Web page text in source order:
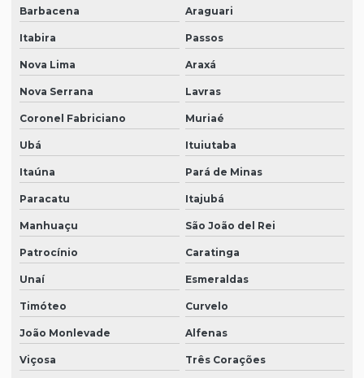
Barbacena Araguari
Itabira Passos
Nova Lima Araxá
Nova Serrana Lavras
Coronel Fabriciano Muriaé
Ubá Ituiutaba
Itaúna Pará de Minas
Paracatu Itajubá
Manhuaçu São João del Rei
Patrocínio Caratinga
Unaí Esmeraldas
Timóteo Curvelo
João Monlevade Alfenas
Viçosa Três Corações